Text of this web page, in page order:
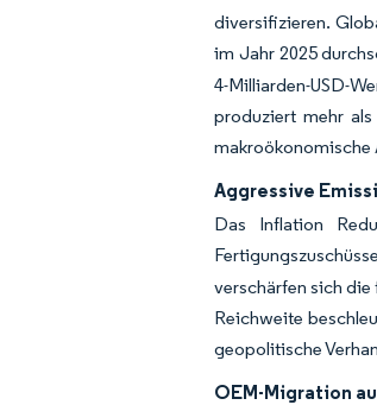
diversifizieren.
im Jahr 2025
4-Milliarden-USD-
produziert mehr
makroökonomische
Aggressive
Das Inflation
verschärfen sich
Reichweite
geopolitische
OEM-Migration